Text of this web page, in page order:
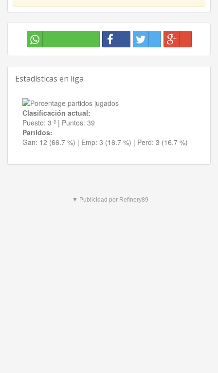
Estadísticas en liga
Clasificación actual:
Puesto: 3 º | Puntos: 39
Partidos:
Gan: 12 (66.7 %) | Emp: 3 (16.7 %) | Perd: 3 (16.7 %)
▼ Publicidad por Refinery89